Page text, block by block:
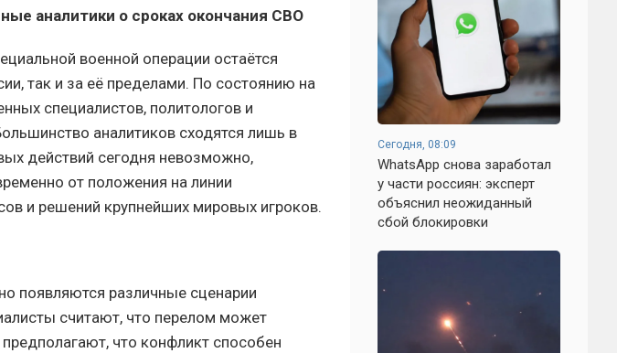
аналитики о сроках окончания СВО
военной операции остаётся
так и за её пределами. По состоянию на
специалистов, политологов и
аналитиков сходятся лишь в
действий сегодня невозможно,
от положения на линии
и решений крупнейших мировых игроков.
появляются различные сценарии
считают, что перелом может
что конфликт способен
Сегодня, 08:09
WhatsApp снова заработал
у части россиян: эксперт
объяснил неожиданный
сбой блокировки